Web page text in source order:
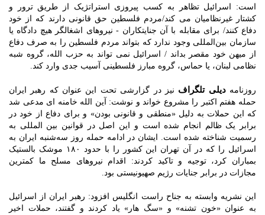
است: اسرائیل تظاهر به کسب پیروزی استراتژیک از طریق ترور و
کشتار غیرنظامیان می کند/مردم فلسطین حق قانونی دارند که از خود
دفاع کنند/ برای مقابله با آن جنایتکاران - نیروهای اشغالگر هیچ دادگاه یا
سازمان بین‌المللی وجود ندارد که بتواند مردم فلسطین را به صرف دفاع
از میهن خود مقصر بداند / اسرائیل نمی تواند به حزب الله، گروه شبه
نظامی لبنان، یا حماس، گروه مبارز فلسطینی آسیب جدی وارد کند.
روزنامهدیلی تلگراف نیز در گزارشی تحت این عنوان که رهبر ایران
حمله هفتم اکتبر را مشروع خواند و نوشت: آین الله خامنه ای مدعی شد
که این حملات به دلیل «منطقی و قانونی بودن» و برای دفاع از خود در
برابر یک ظالم انجام شده است و این اصل در قوانین بین المللی به
رسمیت شناخته شده است. ایشان در ادامه حمله روز سه‌شنبه ایران به
اسرائیل را که در آن تهران این کشور را با حدود ۱۸۰ موشک بالستیک
بمباران کرد، توجیه و تاکید کردند: اقدام نیروهای مسلح ما کمترین
مجازات در برابر جنایات رژیم صهیونیستی بود.
این نشریه وابسته به جناح راست انگلیس افزود: ‌رهبر ایران از اسرائیل
به عنوان «خون تشنه» و «سگ هار» یاد کردند و گفتند، حملات اخیر